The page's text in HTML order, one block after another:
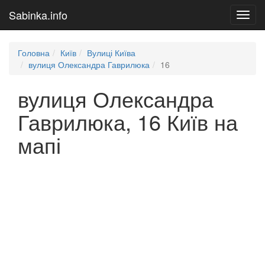
Sabinka.info
Головна Київ
Вулиці Київа
вулиця Олександра Гаврилюка
16
вулиця Олександра
Гаврилюка, 16 Київ на
мапі